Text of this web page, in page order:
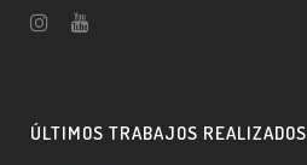
ÚLTIMOS TRABAJOS REALIZADOS